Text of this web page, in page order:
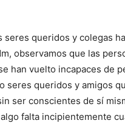
queridos y colegas
observamos que las
han vuelto incapaces de
seres queridos y amigos
ser conscientes de sí
falta incipientemente